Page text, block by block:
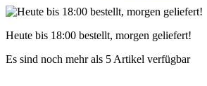
Heute bis 18:00 bestellt, morgen geliefert!
Es sind noch mehr als 5 Artikel verfügbar